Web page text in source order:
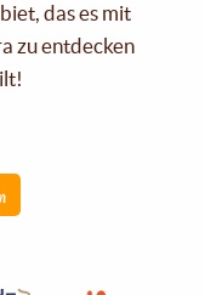
das es mit
zu entdecken